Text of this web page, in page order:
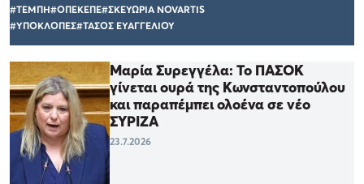
#ΤΕΜΠΗ#ΟΠΕΚΕΠΕ#ΣΚΕΥΩΡΙΑ NOVARTIS
#ΥΠΟΚΛΟΠΕΣ#ΤΑΣΟΣ ΕΥΑΓΓΕΛΙΟΥ
Μαρία Συρεγγέλα: Το ΠΑΣΟΚ
γίνεται ουρά της Κωνσταντοπούλου
και παραπέμπει ολοένα σε νέο
ΣΥΡΙΖΑ
23.7.2026